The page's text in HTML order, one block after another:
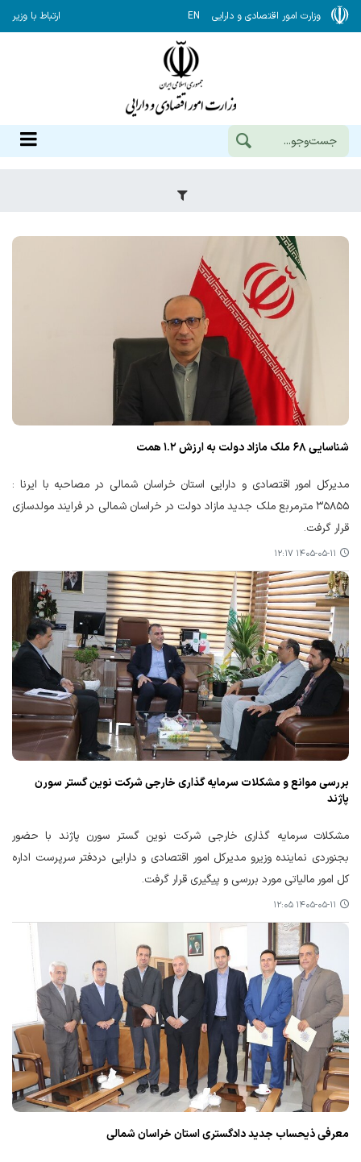
وزارت امور اقتصادی و دارایی EN ارتباط با وزیر
شناسایی ۶۸ ملک مازاد دولت به ارزش ۱.۲ همت
مدیرکل امور اقتصادی و دارایی استان خراسان شمالی در مصاحبه با ایرنا :
۳۵۸۵۵ مترمربع ملک جدید مازاد دولت در خراسان شمالی در فرایند مولدسازی
قرار گرفت.
۱۴۰۵-۰۵-۱۱ ۱۲:۱۷
بررسی موانع و مشکلات سرمایه گذاری خارجی شرکت نوین گستر سورن
پاژند
مشکلات سرمایه گذاری خارجی شرکت نوین گستر سورن پاژند با حضور
بجنوردی نماینده وزیرو مدیرکل امور اقتصادی و دارایی دردفتر سرپرست اداره
کل امور مالیاتی مورد بررسی و پیگیری قرار گرفت.
۱۴۰۵-۰۵-۱۱ ۱۲:۰۵
معرفی ذیحساب جدید دادگستری استان خراسان شمالی